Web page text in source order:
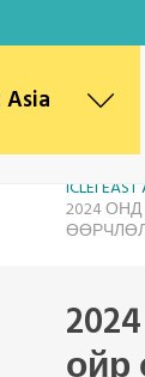
Asia
ICLEI
2024